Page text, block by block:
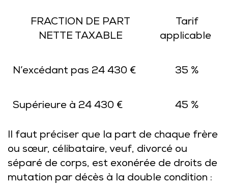
FRACTION DE PART
NETTE TAXABLE
Tarif
applicable
N’excédant pas 24 430 € 35 %
Supérieure à 24 430 € 45 %
Il faut préciser que la part de chaque frère
ou sœur, célibataire, veuf, divorcé ou
séparé de corps, est exonérée de droits de
mutation par décès à la double condition :